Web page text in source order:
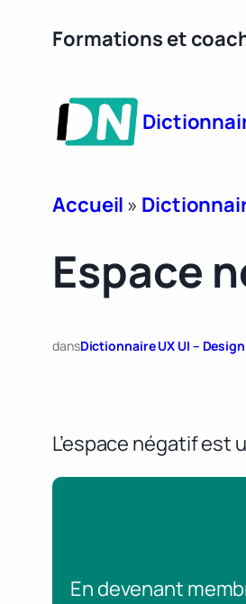
Formations et
Accueil »
Espace
dansDictionnaire UX UI –
L’espace négatif est
En devenant